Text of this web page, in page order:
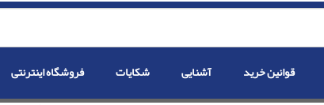
قوانین خرید آشنایی شکایات فروشگاه اینترنتی